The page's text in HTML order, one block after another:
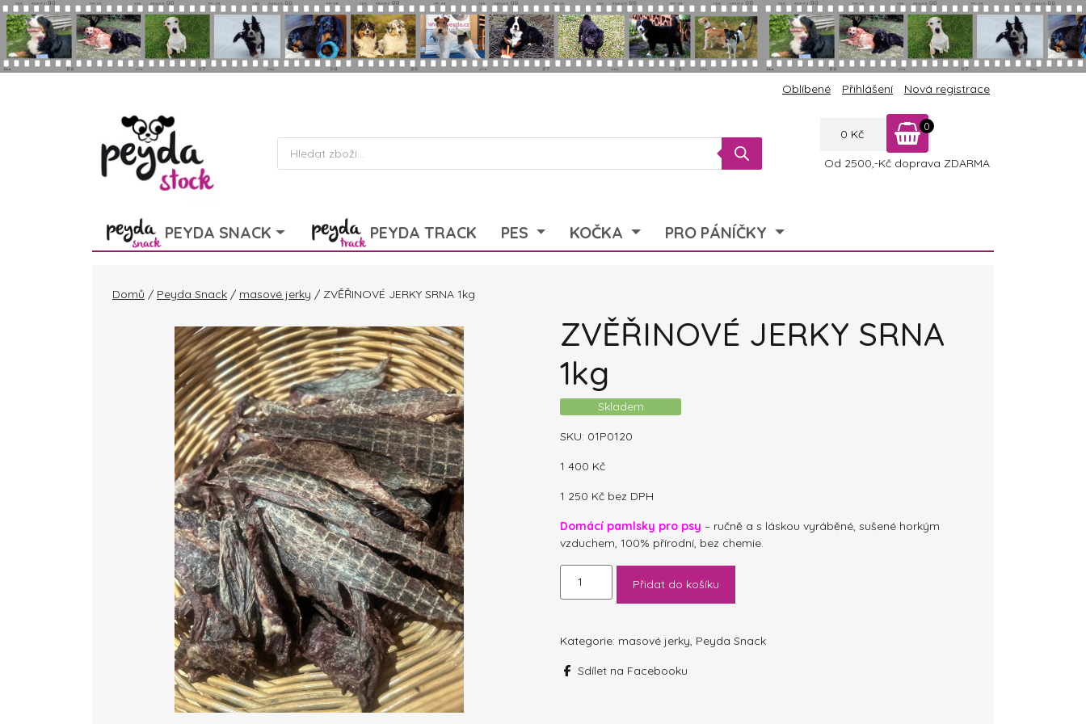
Skip to main content
Oblíbené Přihlášení Nová registrace
Products
search
0 Kč
0
Od 2500,-Kč doprava ZDARMA
PEYDA SNACK PEYDA TRACK PES KOČKA PRO PÁNÍČKY
Domů / Peyda Snack / masové jerky / ZVĚŘINOVÉ JERKY SRNA 1kg
ZVĚŘINOVÉ JERKY SRNA
1kg
Skladem
SKU: 01P0120
1 400 Kč
1 250 Kč bez DPH
Domácí pamlsky pro psy – ručně a s láskou vyráběné, sušené horkým
vzduchem, 100% přírodní, bez chemie.
JERKY
množství
Přidat do košíku
Kategorie: masové jerky, Peyda Snack
Sdílet na Facebooku